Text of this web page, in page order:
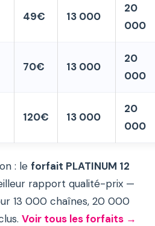
49€ 13 000
20
000
70€ 13 000
20
000
120€ 13 000
20
000
: leforfait PLATINUM 12
rapport qualité-prix —
13 000 chaînes, 20 000
Voir tous les forfaits →